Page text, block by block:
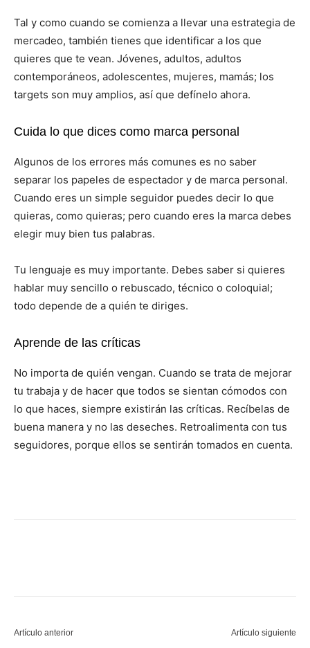
Tal y como cuando se comienza a llevar una estrategia de
mercadeo, también tienes que identificar a los que
quieres que te vean. Jóvenes, adultos, adultos
contemporáneos, adolescentes, mujeres, mamás; los
targets son muy amplios, así que defínelo ahora.
Cuida lo que dices como marca personal
Algunos de los errores más comunes es no saber
separar los papeles de espectador y de marca personal.
Cuando eres un simple seguidor puedes decir lo que
quieras, como quieras; pero cuando eres la marca debes
elegir muy bien tus palabras.
Tu lenguaje es muy importante. Debes saber si quieres
hablar muy sencillo o rebuscado, técnico o coloquial;
todo depende de a quién te diriges.
Aprende de las críticas
No importa de quién vengan. Cuando se trata de mejorar
tu trabaja y de hacer que todos se sientan cómodos con
lo que haces, siempre existirán las críticas. Recíbelas de
buena manera y no las deseches. Retroalimenta con tus
seguidores, porque ellos se sentirán tomados en cuenta.
Artículo anterior Artículo siguiente